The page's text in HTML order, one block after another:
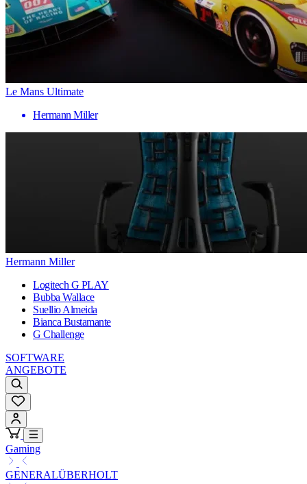
Le Mans Ultimate
Hermann Miller
Hermann Miller
Logitech G PLAY
Bubba Wallace
Suellio Almeida
Bianca Bustamante
G Challenge
SOFTWARE
ANGEBOTE
Gaming
GENERALÜBERHOLT